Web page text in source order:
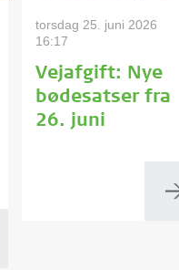
torsdag 25. juni 2026
16:17
Vejafgift: Nye
bødesatser fra
26. juni